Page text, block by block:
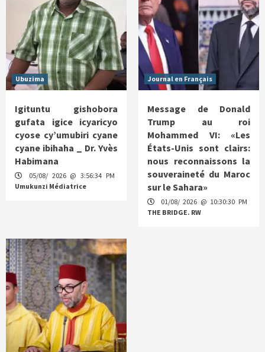
Ubuzima
Igituntu gishobora
gufata igice icyaricyo
cyose cy’umubiri cyane
cyane ibihaha _ Dr. Yvès
Habimana
05/08/ 2026 @ 3:56:34 PM
Umukunzi Médiatrice
Journal en Français
Message de Donald
Trump au roi
Mohammed VI: «Les
États-Unis sont clairs:
nous reconnaissons la
souveraineté du Maroc
sur le Sahara»
01/08/ 2026 @ 10:30:30 PM
THE BRIDGE. RW